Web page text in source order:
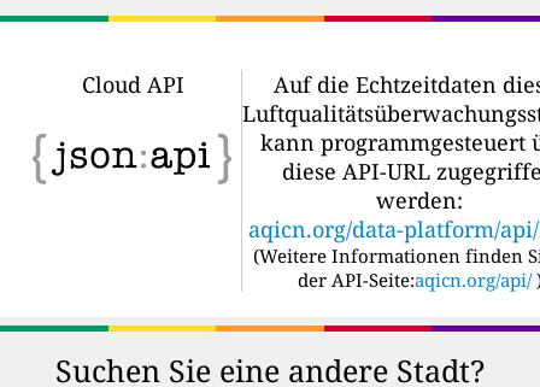
Cloud API
Auf die Echtzeitdaten
kann programmgesteuert
diese API-URL
werden:
aqicn.org/data-platform/
(Weitere Informationen finden
der API-Seite:aqicn.org/api/
Suchen Sie eine andere Stadt?